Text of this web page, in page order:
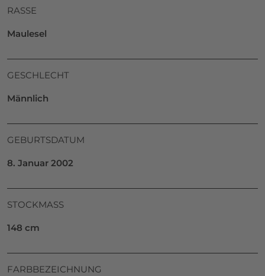
RASSE
Maulesel
GESCHLECHT
Männlich
GEBURTSDATUM
8. Januar 2002
STOCKMASS
148 cm
FARBBEZEICHNUNG